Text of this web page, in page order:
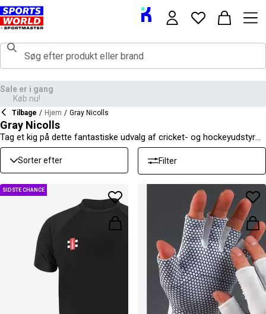
Tilbage / Hjem / Gray Nicolls
Gray Nicolls
Tag et kig på dette fantastiske udvalg af cricket- og hockeyudstyr
fra Gray Nicolls. I denne samling vil du finde et stort udvalg af
cricketketsjere, sammen med tilbehør såsom tasker, slagpuder og
målmandshandsker. Gå ikke glip af disse fantastiske tilbud!
Sorter efter Filter
SIDSTE CHANCE